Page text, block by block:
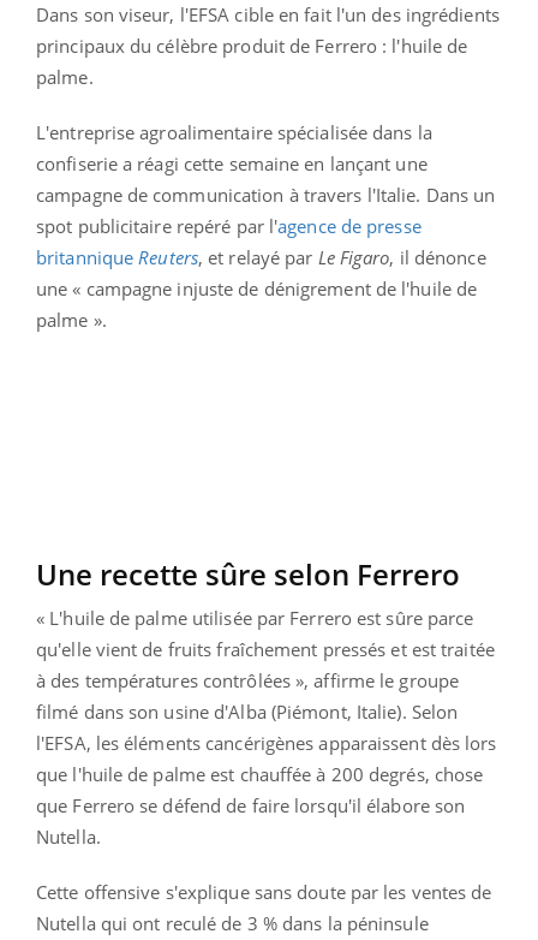
Dans son viseur, l'EFSA cible en fait l'un des ingrédients
principaux du célèbre produit de Ferrero : l'huile de
palme.
L'entreprise agroalimentaire spécialisée dans la
confiserie a réagi cette semaine en lançant une
campagne de communication à travers l'Italie. Dans un
spot publicitaire repéré par l'agence de presse
britannique Reuters, et relayé par Le Figaro, il dénonce
une « campagne injuste de dénigrement de l'huile de
palme ».
Une recette sûre selon Ferrero
« L'huile de palme utilisée par Ferrero est sûre parce
qu'elle vient de fruits fraîchement pressés et est traitée
à des températures contrôlées », affirme le groupe
filmé dans son usine d'Alba (Piémont, Italie). Selon
l'EFSA, les éléments cancérigènes apparaissent dès lors
que l'huile de palme est chauffée à 200 degrés, chose
que Ferrero se défend de faire lorsqu'il élabore son
Nutella.
Cette offensive s'explique sans doute par les ventes de
Nutella qui ont reculé de 3 % dans la péninsule